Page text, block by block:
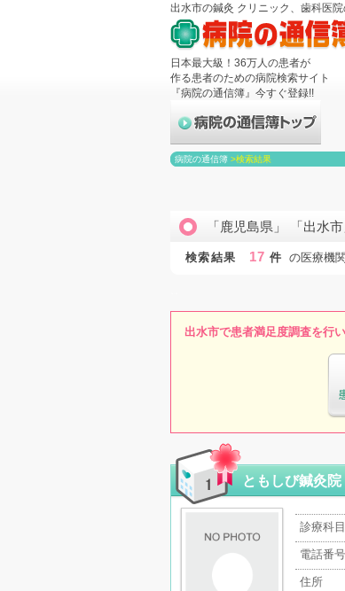
出水市の鍼灸 クリニック、歯科医
日本最大級！36万人の患者が
作る患者のための病院検索サイト
『病院の通信簿』今すぐ登録!!
病院の通信簿 >検索結果
「鹿児島県」 「出水
検索結果 17 件 の医療機
出水市で患者満足度調査を行
ともしび鍼灸院
診療科目
電話番号
住所